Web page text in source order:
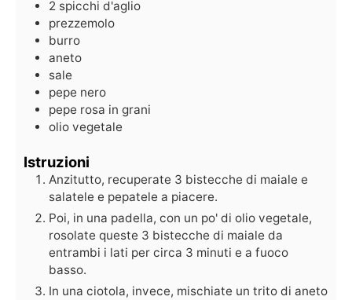
2 spicchi d'aglio
prezzemolo
burro
aneto
sale
pepe nero
pepe rosa in grani
olio vegetale
Istruzioni
Anzitutto, recuperate 3 bistecche di maiale e
salatele e pepatele a piacere.
Poi, in una padella, con un po' di olio vegetale,
rosolate queste 3 bistecche di maiale da
entrambi i lati per circa 3 minuti e a fuoco
basso.
In una ciotola, invece, mischiate un trito di aneto